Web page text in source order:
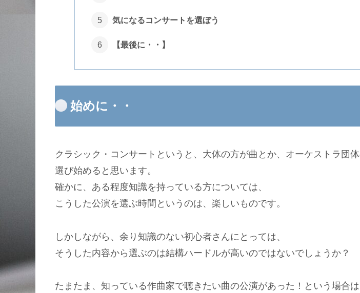
気になるコンサートを選ぼう
【最後に・・】
始めに・・
クラシック・コンサートというと、大体の方が曲とか、オーケストラ団
選び始めると思います。
確かに、ある程度知識を持っている方については、
こうした公演を選ぶ時間というのは、楽しいものです。
しかしながら、余り知識のない初心者さんにとっては、
そうした内容から選ぶのは結構ハードルが高いのではないでしょうか？
たまたま、知っている作曲家で聴きたい曲の公演があった！という場合は